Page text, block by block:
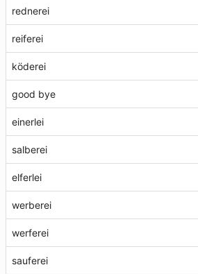
rednerei
reiferei
köderei
good bye
einerlei
salberei
elferlei
werberei
werferei
sauferei